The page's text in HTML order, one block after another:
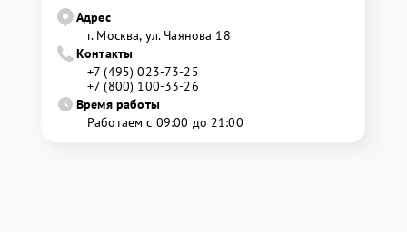
Адрес
г. Москва, ул. Чаянова 18
Контакты
+7 (495) 023-73-25
+7 (800) 100-33-26
Время работы
Работаем с 09:00 до 21:00